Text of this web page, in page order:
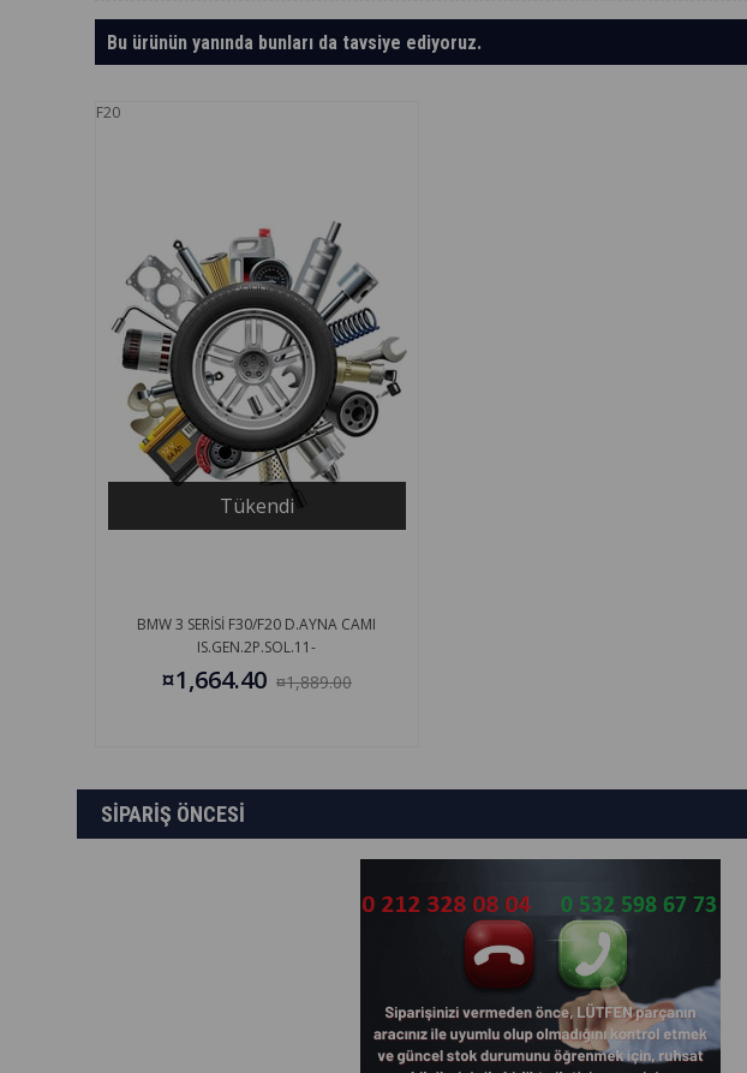
Bu ürünün yanında bunları da tavsiye ediyoruz.
F20
Tükendi
BMW 3 SERİSİ F30/F20 D.AYNA CAMI
IS.GEN.2P.SOL.11-
¤1,664.40 ¤1,889.00
SİPARİŞ ÖNCESİ